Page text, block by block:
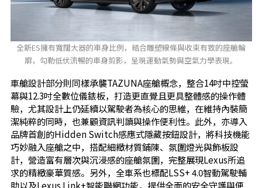
全新ES擁有寬闊大器的車身比例，結合雕塑線條與收束有致的座艙輪
廓，勾勒低伏流暢的車身剪影，呈現運動氣勢與空氣力學表現。
車艙設計部分則同樣承襲TAZUNA座艙概念，整合14吋中控螢
幕與12.3吋全數位儀錶板，打造更直覺且更具整體感的操作體
驗，尤其設計上仍延續以駕駛者為核心的思維，在維持內裝簡
潔純粹的同時，也兼顧資訊判讀與操作便利性。此外，亦導入
品牌首創的Hidden Switch感應式隱藏按鈕設計，將科技機能
巧妙融入座艙之中，搭配細緻材質鋪陳、氛圍燈光與飾板設
計，營造富有層次與沉浸感的座艙氛圍，完整展現Lexus所追
求的精緻豪華質感。另外，全車系也標配LSS+ 4.0智動駕駛輔
助以及Lexus Link+智能聯網功能，提供全面的安全守護與便